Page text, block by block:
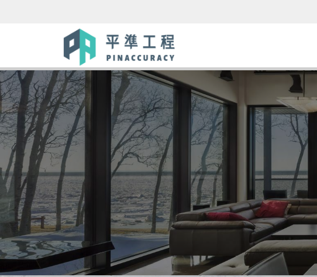
WICSLIDE 65
WICSLIDE 160
WICSLIDE 126
特殊規格窗
系統窗
帷幕牆集成窗